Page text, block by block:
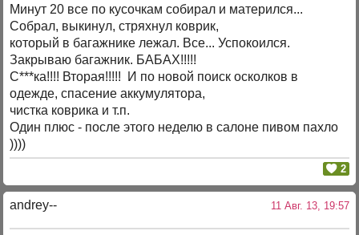
Минут 20 все по кусочкам собирал и матерился...
Собрал, выкинул, стряхнул коврик,
который в багажнике лежал. Все... Успокоился.
Закрываю багажник. БАБАХ!!!!!
С***ка!!!! Вторая!!!!! И по новой поиск осколков в
одежде, спасение аккумулятора,
чистка коврика и т.п.
Один плюс - после этого неделю в салоне пивом пахло
))))
2
andrey-- 11 Авг. 13, 19:57